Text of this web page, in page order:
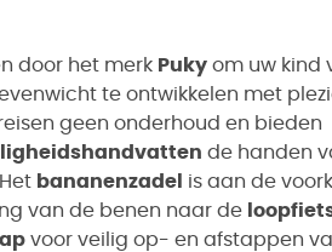
door het merk Puky om uw kind
te ontwikkelen met
geen onderhoud en bieden
de handen
bananenzadel
is aan de
van de benen naar de
voor veilig op- en afstappen